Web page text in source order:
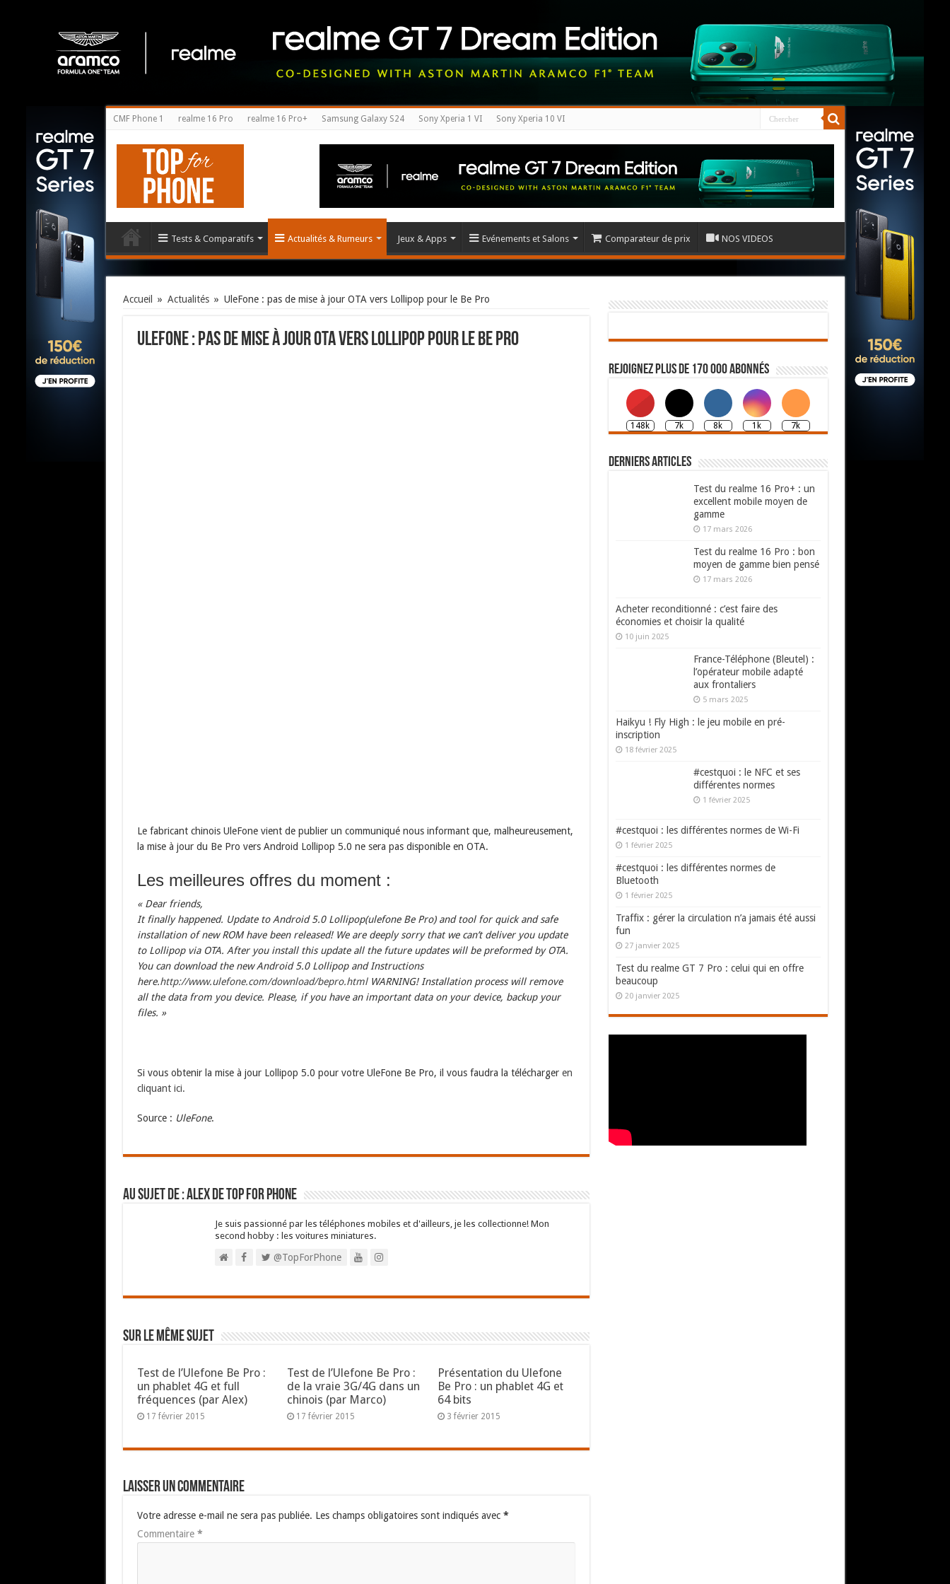
CMF Phone 1 realme 16 Pro realme 16 Pro+ Samsung Galaxy S24 Sony Xperia 1 VI Sony Xperia 10 VI
Tests & Comparatifs Actualités & Rumeurs Jeux & Apps Evénements et Salons Comparateur de prix NOS VIDEOS
Accueil » Actualités » UleFone : pas de mise à jour OTA vers Lollipop pour le Be Pro
UleFone : pas de mise à jour OTA vers Lollipop pour le Be Pro
Le fabricant chinois UleFone vient de publier un communiqué nous informant que, malheureusement,
la mise à jour du Be Pro vers Android Lollipop 5.0 ne sera pas disponible en OTA.
Les meilleures offres du moment :
« Dear friends,
It finally happened. Update to Android 5.0 Lollipop(ulefone Be Pro) and tool for quick and safe
installation of new ROM have been released! We are deeply sorry that we can’t deliver you update
to Lollipop via OTA. After you install this update all the future updates will be preformed by OTA.
You can download the new Android 5.0 Lollipop and Instructions
here.http://www.ulefone.com/download/bepro.htmlWARNING! Installation process will remove
all the data from you device. Please, if you have an important data on your device, backup your
files. »
Si vous obtenir la mise à jour Lollipop 5.0 pour votre UleFone Be Pro, il vous faudra la télécharger en
cliquant ici.
Source : UleFone.
Au sujet de : Alex de Top For Phone
Je suis passionné par les téléphones mobiles et d'ailleurs, je les collectionne! Mon
second hobby : les voitures miniatures.
@TopForPhone
Sur le même sujet
Test de l’Ulefone Be Pro :
un phablet 4G et full
fréquences (par Alex)
17 février 2015
Test de l’Ulefone Be Pro :
de la vraie 3G/4G dans un
chinois (par Marco)
17 février 2015
Présentation du Ulefone
Be Pro : un phablet 4G et
64 bits
3 février 2015
Laisser un commentaire
Votre adresse e-mail ne sera pas publiée. Les champs obligatoires sont indiqués avec *
Commentaire *
Rejoignez plus de 170 000 abonnés
148k 7k 8k 1k 7k
Derniers articles
Test du realme 16 Pro+ : un
excellent mobile moyen de
gamme
17 mars 2026
Test du realme 16 Pro : bon
moyen de gamme bien pensé
17 mars 2026
Acheter reconditionné : c’est faire des
économies et choisir la qualité
10 juin 2025
France-Téléphone (Bleutel) :
l’opérateur mobile adapté
aux frontaliers
5 mars 2025
Haikyu ! Fly High : le jeu mobile en pré-
inscription
18 février 2025
#cestquoi : le NFC et ses
différentes normes
1 février 2025
#cestquoi : les différentes normes de Wi-Fi
1 février 2025
#cestquoi : les différentes normes de
Bluetooth
1 février 2025
Traffix : gérer la circulation n’a jamais été aussi
fun
27 janvier 2025
Test du realme GT 7 Pro : celui qui en offre
beaucoup
20 janvier 2025